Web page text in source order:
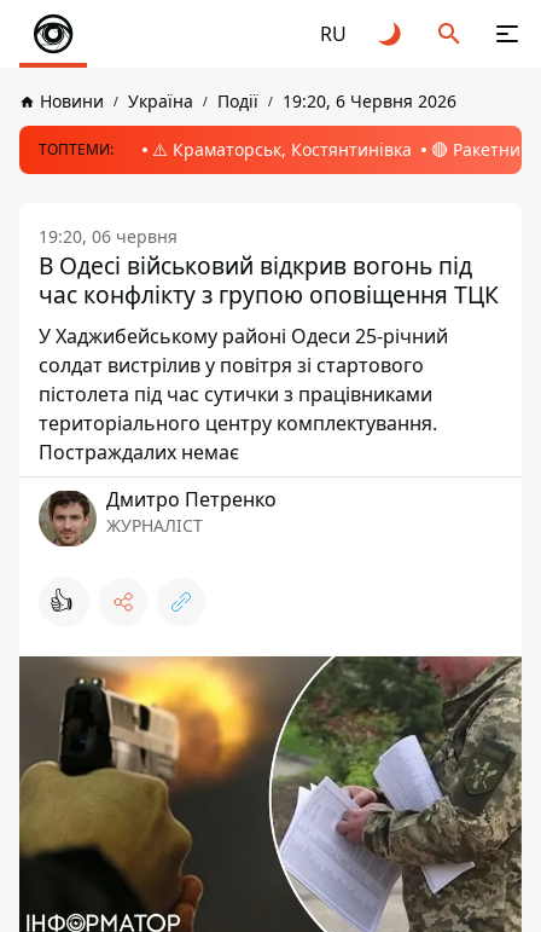
RU
Новини Україна Події 19:20, 6 Червня 2026
ТОПТЕМИ: ⚠️ Краматорськ, Костянтинівка 🔴 Ракетний
19:20, 06 червня
В Одесі військовий відкрив вогонь під
час конфлікту з групою оповіщення ТЦК
У Хаджибейському районі Одеси 25-річний
солдат вистрілив у повітря зі стартового
пістолета під час сутички з працівниками
територіального центру комплектування.
Постраждалих немає
Дмитро Петренко
ЖУРНАЛІСТ
👍